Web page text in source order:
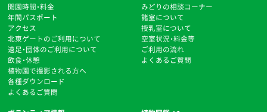
開園時間・料金
年間パスポート
アクセス
北東ゲートのご利用について
遠足・団体のご利用について
飲食・休憩
植物園で撮影される方へ
各種ダウンロード
よくあるご質問
みどりの相談コーナー
諸室について
授乳室について
空室状況・料金等
ご利用の流れ
よくあるご質問